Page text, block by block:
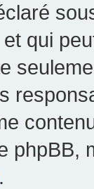
et qui
phpBB,
.